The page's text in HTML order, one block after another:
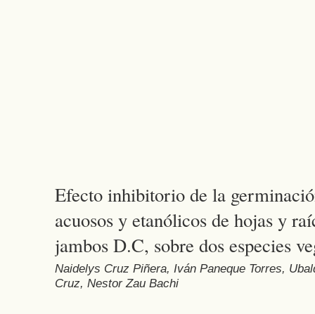
Efecto inhibitorio de la
acuosos y etanólicos de hojas y
jambos D.C, sobre dos especies
Naidelys Cruz Piñera, Iván Paneque Torres,
Cruz, Nestor Zau Bachi